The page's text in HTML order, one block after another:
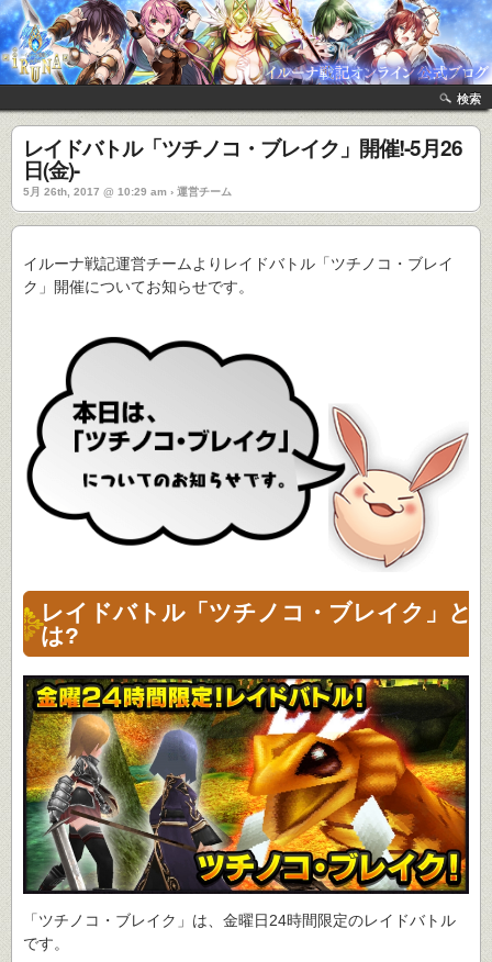
検索
レイドバトル「ツチノコ・ブレイク」開催!-5月26
日(金)-
5月 26th, 2017 @ 10:29 am › 運営チーム
イルーナ戦記運営チームよりレイドバトル「ツチノコ・ブレイ
ク」開催についてお知らせです。
レイドバトル「ツチノコ・ブレイク」と
は?
「ツチノコ・ブレイク」は、金曜日24時間限定のレイドバトル
です。